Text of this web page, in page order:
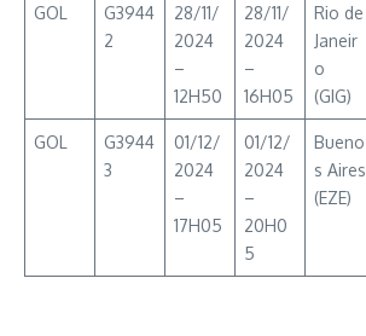
GOL
G3944
2
28/11/
2024
–
12H50
28/11/
2024
–
16H05
Rio de
Janeir
o
(GIG)
GOL
G3944
3
01/12/
2024
–
17H05
01/12/
2024
–
20H0
5
Bueno
s Aires
(EZE)